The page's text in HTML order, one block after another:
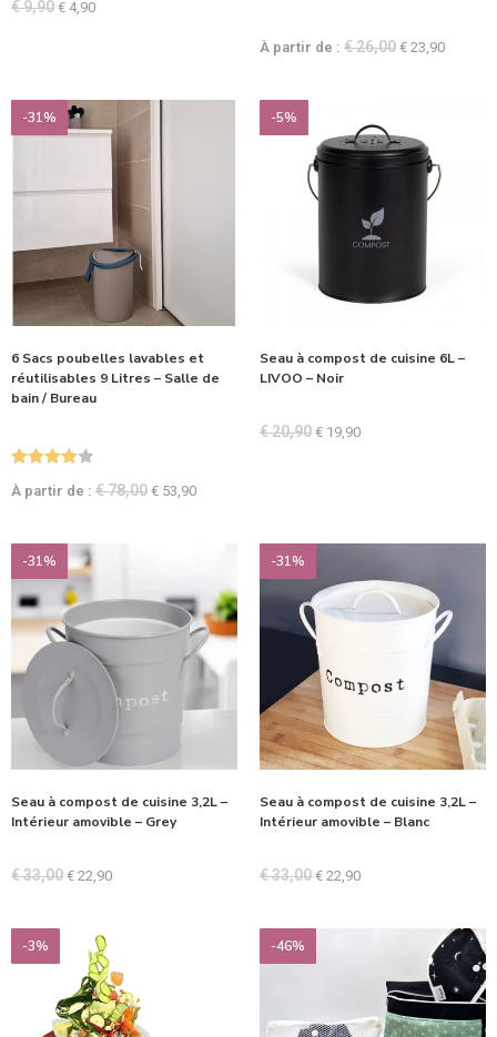
€9,90 € 4,90
À partir de : €26,00 € 23,90
-31%
6 Sacs poubelles lavables et
réutilisables 9 Litres – Salle de
bain / Bureau
sur 5
À partir de : €78,00 € 53,90
-5%
Seau à compost de cuisine 6L –
LIVOO – Noir
€20,90 € 19,90
-31%
Seau à compost de cuisine 3,2L –
Intérieur amovible – Grey
€33,00 € 22,90
-31%
Seau à compost de cuisine 3,2L –
Intérieur amovible – Blanc
€33,00 € 22,90
-3% -46%